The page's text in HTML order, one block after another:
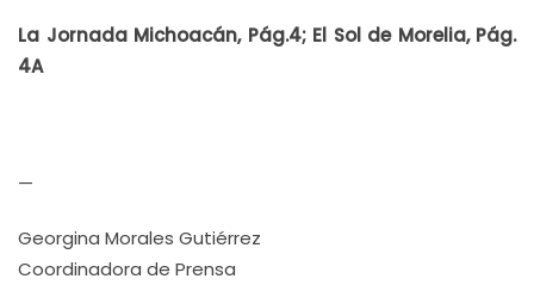
La Jornada Michoacán, Pág.4; El Sol de Morelia, Pág.
4A
—
Georgina Morales Gutiérrez
Coordinadora de Prensa